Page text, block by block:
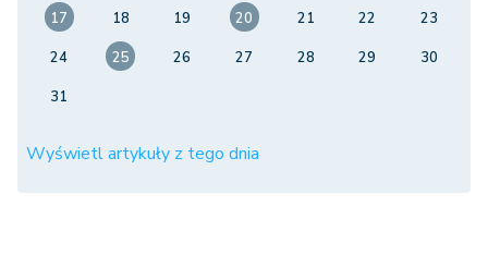
17
18 19 20 21 22
23
24
25 26 27 28 29
30
31
Wyświetl artykuły z tego dnia